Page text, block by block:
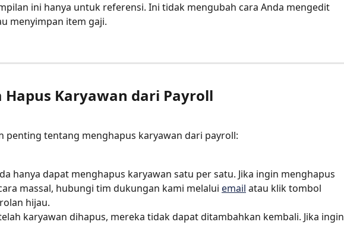
ini hanya untuk referensi. Ini tidak mengubah cara Anda mengedit
menyimpan item gaji.
Hapus Karyawan dari Payroll
penting tentang menghapus karyawan dari payroll:
hanya dapat menghapus karyawan satu per satu. Jika ingin menghapus
massal, hubungi tim dukungan kami melalui email atau klik tombol
hijau.
karyawan dihapus, mereka tidak dapat ditambahkan kembali. Jika ingin